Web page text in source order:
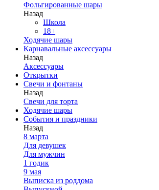
Фольгированные шары
Назад
Школа
18+
Ходячие шары
Карнавальные аксессуары
Назад
Аксессуары
Открытки
Свечи и фонтаны
Назад
Свечи для торта
Ходячие шары
События и праздники
Назад
8 марта
Для девушек
Для мужчин
1 годик
9 мая
Выписка из роддома